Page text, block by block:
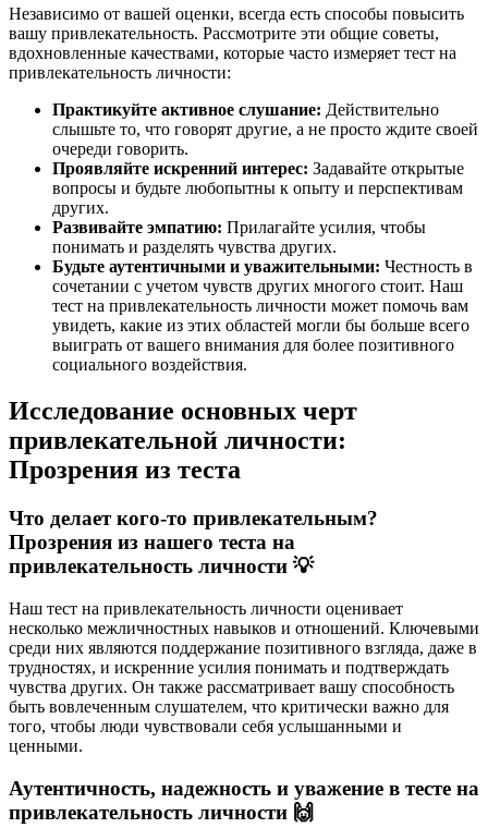
Независимо от вашей оценки, всегда есть способы повысить
вашу привлекательность. Рассмотрите эти общие советы,
вдохновленные качествами, которые часто измеряет тест на
привлекательность личности:
Практикуйте активное слушание: Действительно
слышьте то, что говорят другие, а не просто ждите своей
очереди говорить.
Проявляйте искренний интерес: Задавайте открытые
вопросы и будьте любопытны к опыту и перспективам
других.
Развивайте эмпатию: Прилагайте усилия, чтобы
понимать и разделять чувства других.
Будьте аутентичными и уважительными: Честность в
сочетании с учетом чувств других многого стоит. Наш
тест на привлекательность личности может помочь вам
увидеть, какие из этих областей могли бы больше всего
выиграть от вашего внимания для более позитивного
социального воздействия.
Исследование основных черт
привлекательной личности:
Прозрения из теста
Что делает кого-то привлекательным?
Прозрения из нашего теста на
привлекательность личности 💡
Наш тест на привлекательность личности оценивает
несколько межличностных навыков и отношений. Ключевыми
среди них являются поддержание позитивного взгляда, даже в
трудностях, и искренние усилия понимать и подтверждать
чувства других. Он также рассматривает вашу способность
быть вовлеченным слушателем, что критически важно для
того, чтобы люди чувствовали себя услышанными и
ценными.
Аутентичность, надежность и уважение в тесте на
привлекательность личности 🙌